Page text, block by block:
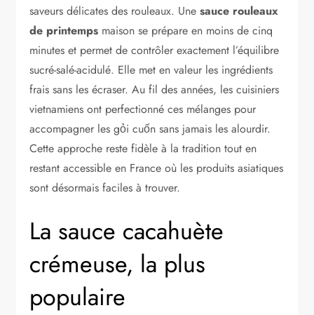
saveurs délicates des rouleaux. Unesauce rouleaux
de printemps maison se prépare en moins de cinq
minutes et permet de contrôler exactement l’équilibre
sucré-salé-acidulé. Elle met en valeur les ingrédients
frais sans les écraser. Au fil des années, les cuisiniers
vietnamiens ont perfectionné ces mélanges pour
accompagner les gỏi cuốn sans jamais les alourdir.
Cette approche reste fidèle à la tradition tout en
restant accessible en France où les produits asiatiques
sont désormais faciles à trouver.
La sauce cacahuète
crémeuse, la plus
populaire